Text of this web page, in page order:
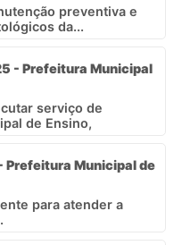
preventiva e
da...
- Prefeitura Municipal
serviço de
de Ensino,
Prefeitura Municipal de
para atender a